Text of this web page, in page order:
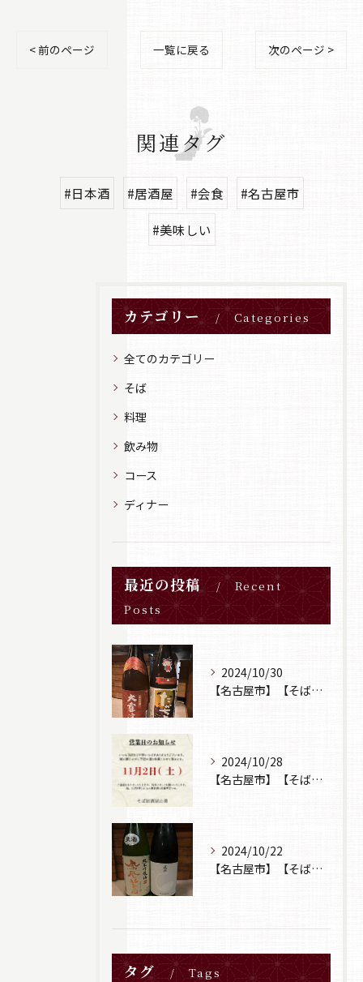
< 前のページ 一覧に戻る 次のページ >
関連タグ
#日本酒 #居酒屋 #会食 #名古屋市
#美味しい
カテゴリー Categories
全てのカテゴリー
そば
料理
飲み物
コース
ディナー
最近の投稿
Recent
Posts
2024/10/30
【名古屋市】【そば居酒屋山葵】【日本酒】
2024/10/28
【名古屋市】【そば居酒屋山葵】【営業日のお知らせ】
2024/10/22
【名古屋市】【そば居酒屋山葵】【日本酒】
タグ Tags